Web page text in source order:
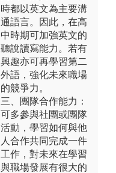
時都以英文為主要溝
通語言。因此，在高
中時期可加強英文的
聽說讀寫能力。若有
興趣亦可再學習第二
外語，強化未來職場
的競爭力。
三、團隊合作能力：
可多參與社團或團隊
活動，學習如何與他
人合作共同完成一件
工作，對未來在學習
與職場發展有很大的